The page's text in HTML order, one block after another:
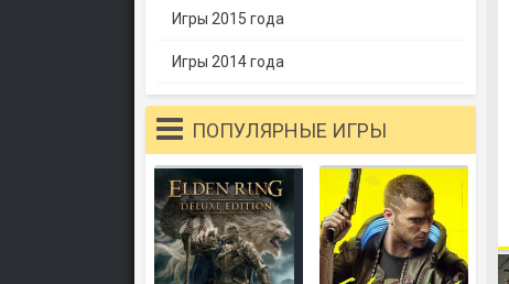
Игры 2015 года
Игры 2014 года
ПОПУЛЯРНЫЕ ИГРЫ